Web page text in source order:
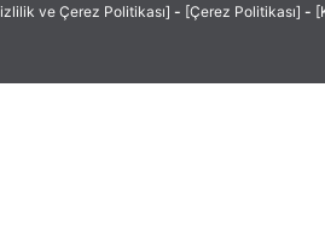
ve Çerez Politikası] - [Çerez Politikası] -